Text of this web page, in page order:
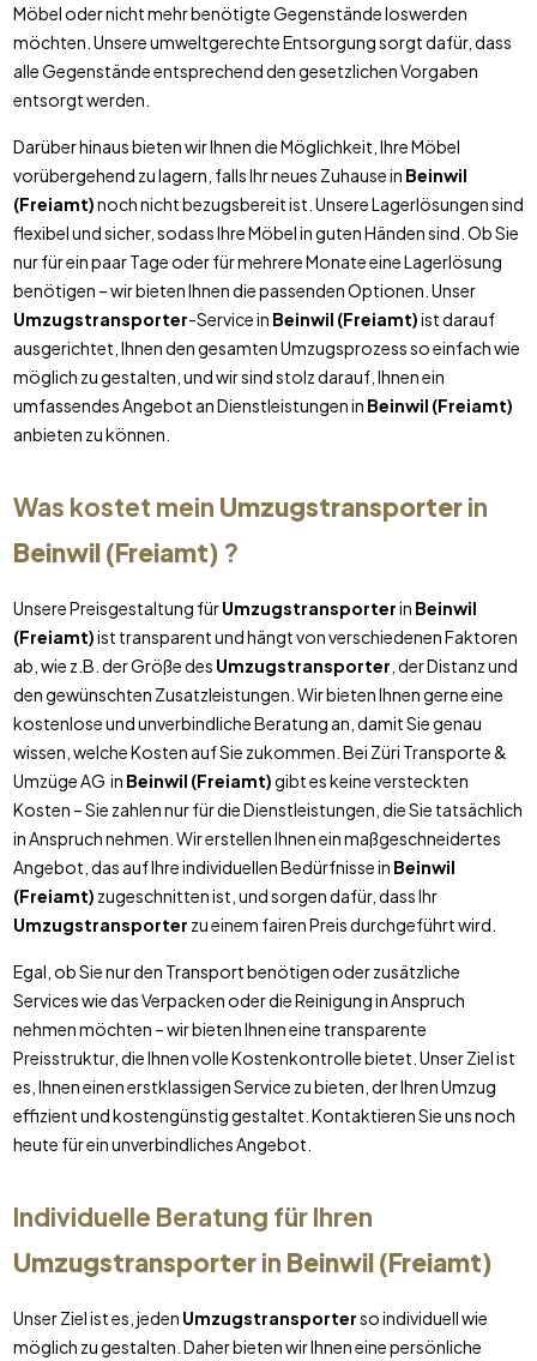
Möbel oder nicht mehr benötigte Gegenstände loswerden
möchten. Unsere umweltgerechte Entsorgung sorgt dafür, dass
alle Gegenstände entsprechend den gesetzlichen Vorgaben
entsorgt werden.
Darüber hinaus bieten wir Ihnen die Möglichkeit, Ihre Möbel
vorübergehend zu lagern, falls Ihr neues Zuhause in Beinwil
(Freiamt)noch nicht bezugsbereit ist. Unsere Lagerlösungen sind
flexibel und sicher, sodass Ihre Möbel in guten Händen sind. Ob Sie
nur für ein paar Tage oder für mehrere Monate eine Lagerlösung
benötigen – wir bieten Ihnen die passenden Optionen. Unser
Umzugstransporter-Service in Beinwil (Freiamt)ist darauf
ausgerichtet, Ihnen den gesamten Umzugsprozess so einfach wie
möglich zu gestalten, und wir sind stolz darauf, Ihnen ein
umfassendes Angebot an Dienstleistungen in Beinwil (Freiamt)
anbieten zu können.
Was kostet mein Umzugstransporterin
Beinwil (Freiamt) ?
Unsere Preisgestaltung fürUmzugstransporterin Beinwil
(Freiamt)ist transparent und hängt von verschiedenen Faktoren
ab, wie z.B. der Größe des Umzugstransporter , der Distanz und
den gewünschten Zusatzleistungen. Wir bieten Ihnen gerne eine
kostenlose und unverbindliche Beratung an, damit Sie genau
wissen, welche Kosten auf Sie zukommen. Bei Züri Transporte &
Umzüge AG in Beinwil (Freiamt)gibt es keine versteckten
Kosten – Sie zahlen nur für die Dienstleistungen, die Sie tatsächlich
in Anspruch nehmen. Wir erstellen Ihnen ein maßgeschneidertes
Angebot, das auf Ihre individuellen Bedürfnisse in Beinwil
(Freiamt) zugeschnitten ist, und sorgen dafür, dass Ihr
Umzugstransporter zu einem fairen Preis durchgeführt wird.
Egal, ob Sie nur den Transport benötigen oder zusätzliche
Services wie das Verpacken oder die Reinigung in Anspruch
nehmen möchten – wir bieten Ihnen eine transparente
Preisstruktur, die Ihnen volle Kostenkontrolle bietet. Unser Ziel ist
es, Ihnen einen erstklassigen Service zu bieten, der Ihren Umzug
effizient und kostengünstig gestaltet. Kontaktieren Sie uns noch
heute für ein unverbindliches Angebot.
Individuelle Beratung für Ihren
Umzugstransporterin Beinwil (Freiamt)
Unser Ziel ist es, jeden Umzugstransporterso individuell wie
möglich zu gestalten. Daher bieten wir Ihnen eine persönliche